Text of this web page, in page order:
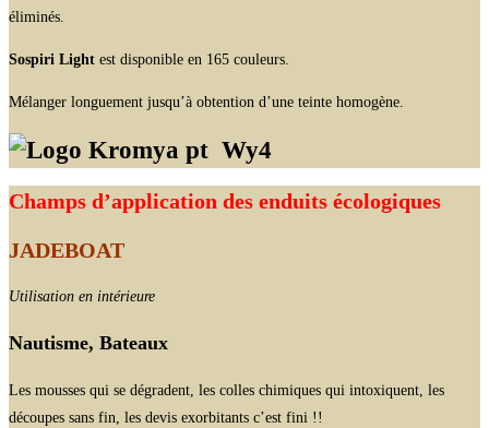
éliminés.
Sospiri Light est disponible en 165 couleurs.
Mélanger longuement jusqu’à obtention d’une teinte homogène.
Wy4
Champs d’application des enduits écologiques
JADEBOAT
Utilisation en intérieure
Nautisme, Bateaux
Les mousses qui se dégradent, les colles chimiques qui intoxiquent, les
découpes sans fin, les devis exorbitants c’est fini !!